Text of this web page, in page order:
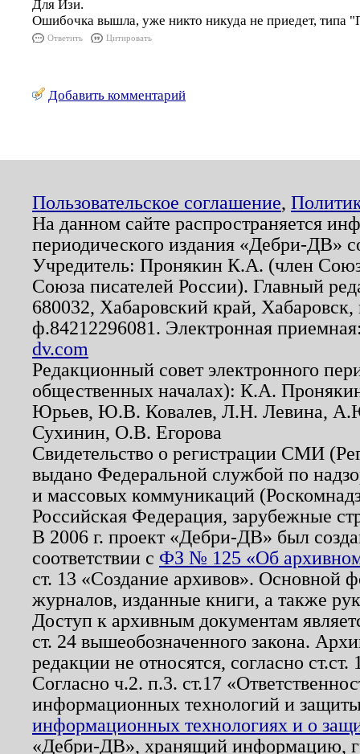
Для Изи.
Ошибочка вышла, уже никто никуда не приедет, типа
Ответить Цитировать
Добавить комментарий
Пользовательское соглашение,
На данном сайте распространяется
периодического издания «Дебри-ДВ»
Учредитель: Пронякин К.А. (член
Союза писателей России). Главный
680032, Хабаровский край,
ф.84212296081. Электронная
dv.com
Редакционный совет электронного
общественных началах): К.А.
Юрьев, Ю.В. Ковалев, Л.Н. Левина,
Сухинин, О.В. Егорова
Свидетельство о регистрации СМИ
выдано Федеральной службой по
и массовых коммуникаций
Российская Федерация, зарубежные
В 2006 г. проект «Дебри-ДВ» был
соответствии с ФЗ № 125 «Об
ст. 13 «Создание архивов». Основной
журналов, изданные книги, а также
Доступ к архивным документам
ст. 24 вышеобозначенного закона.
редакции не относятся, согласно
Согласно ч.2. п.3. ст.17
информационных технологий и
информационных технологиях и о
«Дебри-ДВ», хранящий информацию,